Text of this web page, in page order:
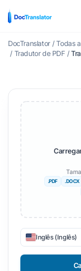
DocTranslator / Todas
/ Tradutor de PDF /
.PDF .DOCX
Inglês (Inglês)